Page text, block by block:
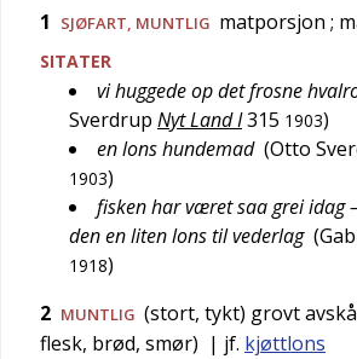
1 SJØFART, MUNTLIG matporsjon ;
SITATER
vi huggede op det frosne
Sverdrup Nyt Land I315 1903)
en lons hundemad (Otto
1903)
fisken har været saa grei idag
den en liten lons til vederlag (
1918)
2 MUNTLIG (stort, tykt) grovt
flesk, brød, smør) | jf. kjøttlons